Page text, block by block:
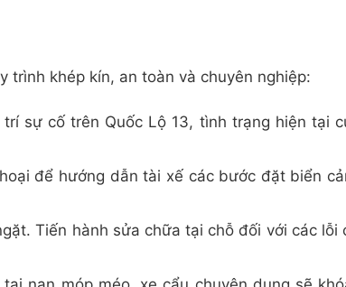
trình khép kín, an toàn và chuyên nghiệp:
sự cố trên Quốc Lộ 13, tình trạng hiện tại
để hướng dẫn tài xế các bước đặt biển
Tiến hành sửa chữa tại chỗ đối với các lỗi